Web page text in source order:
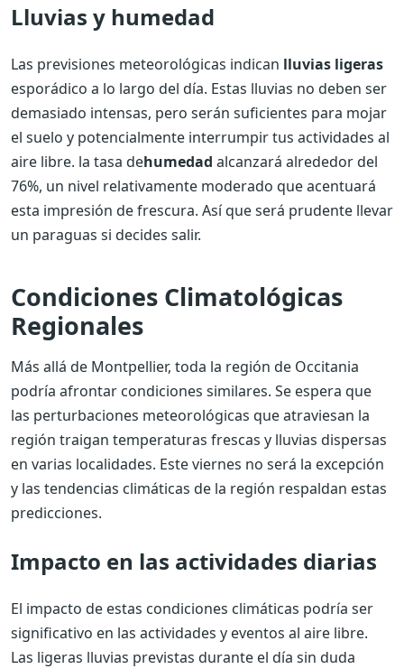
Lluvias y humedad
Las previsiones meteorológicas indican lluvias ligeras
esporádico a lo largo del día. Estas lluvias no deben ser
demasiado intensas, pero serán suficientes para mojar
el suelo y potencialmente interrumpir tus actividades al
aire libre. la tasa dehumedad alcanzará alrededor del
76%, un nivel relativamente moderado que acentuará
esta impresión de frescura. Así que será prudente llevar
un paraguas si decides salir.
Condiciones Climatológicas
Regionales
Más allá de Montpellier, toda la región de Occitania
podría afrontar condiciones similares. Se espera que
las perturbaciones meteorológicas que atraviesan la
región traigan temperaturas frescas y lluvias dispersas
en varias localidades. Este viernes no será la excepción
y las tendencias climáticas de la región respaldan estas
predicciones.
Impacto en las actividades diarias
El impacto de estas condiciones climáticas podría ser
significativo en las actividades y eventos al aire libre.
Las ligeras lluvias previstas durante el día sin duda